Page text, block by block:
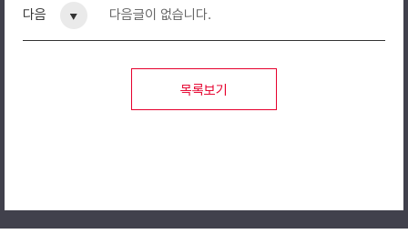
우와아트랩 X 예술의전당
다음 다음글이 없습니다.
목록보기